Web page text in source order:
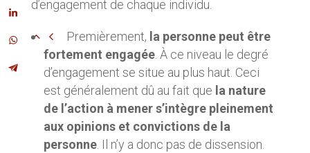
d’engagement de chaque individu.
Premièrement, la personne peut être
fortement engagée. À ce niveau le degré
d’engagement se situe au plus haut. Ceci
est généralement dû au fait que la nature
de l’action à mener s’intègre pleinement
aux opinions et convictions de la
personne. Il n’y a donc pas de dissension.